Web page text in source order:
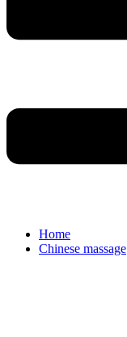
Home
Chinese massage